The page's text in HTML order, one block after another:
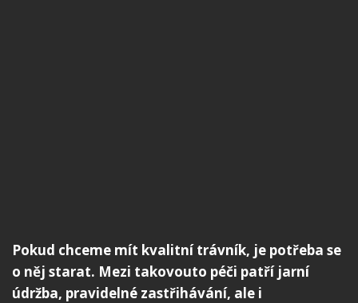
Pokud chceme mít kvalitní trávník, je potřeba se
o něj starat. Mezi takovouto péči patří jarní
údržba, pravidelné zastřihávání, ale i